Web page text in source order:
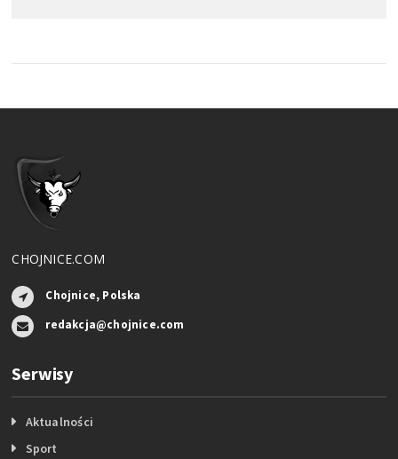
CHOJNICE.COM
Chojnice, Polska
redakcja@chojnice.com
Serwisy
Aktualności
Sport